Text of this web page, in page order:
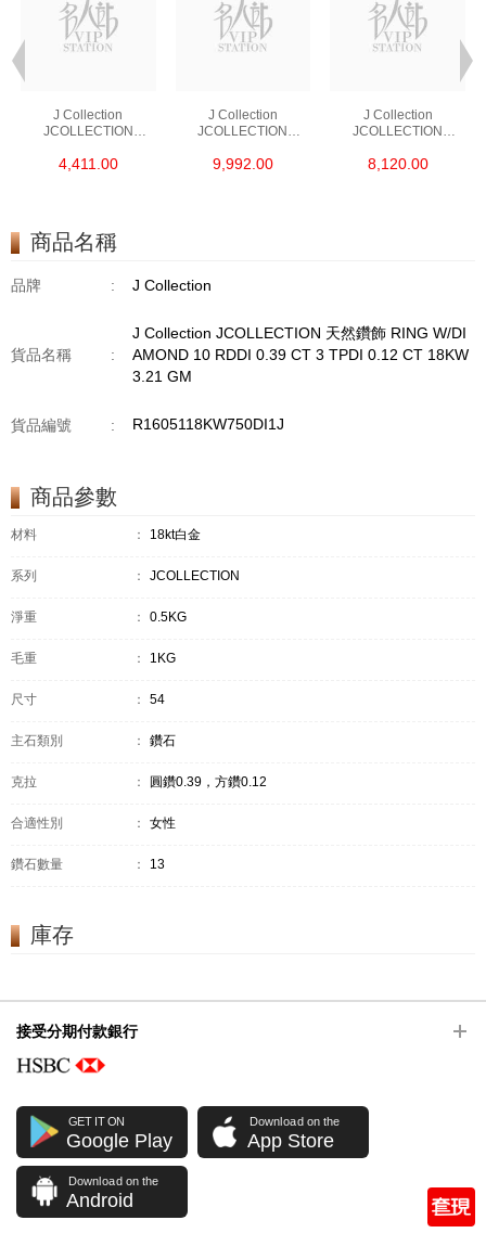
J Collection
JCOLLECTION
RDDI 0.48 CT18KR
4,411.00
J Collection
JCOLLECTION
RDDI 1.34 CT18KW
9,992.00
J Collection
JCOLLECTION
W/DIAMOND 7
8,120.00
商品名稱
品牌 : J Collection
貨品名稱 :
J Collection JCOLLECTION 天然鑽飾 RING W/DI
AMOND 10 RDDI 0.39 CT 3 TPDI 0.12 CT 18KW
3.21 GM
貨品編號 : R1605118KW750DI1J
商品參數
材料 ： 18kt白金
系列 ： JCOLLECTION
淨重 ： 0.5KG
毛重 ： 1KG
尺寸 ： 54
主石類別 ： 鑽石
克拉 ： 圓鑽0.39，方鑽0.12
合適性別 ： 女性
鑽石數量 ： 13
庫存
接受分期付款銀行
GET IT ON
Google Play
Download on the
App Store
Download on the
Android